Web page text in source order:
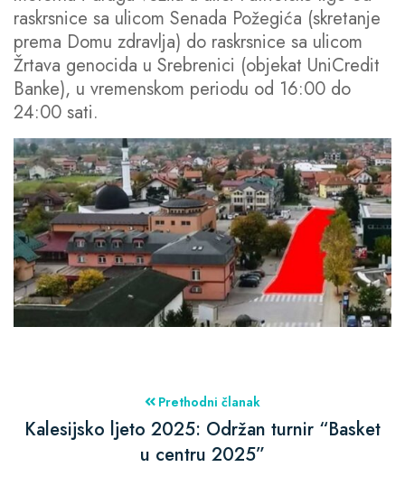
raskrsnice sa ulicom Senada Požegića (skretanje
prema Domu zdravlja) do raskrsnice sa ulicom
Žrtava genocida u Srebrenici (objekat UniCredit
Banke), u vremenskom periodu od 16:00 do
24:00 sati.
Prethodni članak
Kalesijsko ljeto 2025: Održan turnir “Basket
u centru 2025”